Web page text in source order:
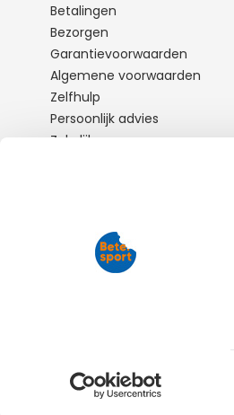
Betalingen
Bezorgen
Garantievoorwaarden
Algemene voorwaarden
Zelfhulp
Persoonlijk advies
Zakelijk